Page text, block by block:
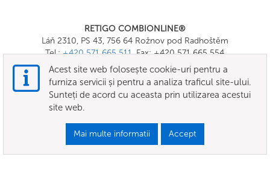
RETIGO COMBIONLINE®
Láň 2310, PS 43, 756 64 Rožnov pod Radhoštěm
Tel.:+420 571 665 511, Fax: +420 571 665 554
E-mail:
info@combionline.com
TERMENI SI CONDITII
Acest site web folosește cookie-uri pentru a
furniza servicii și pentru a analiza traficul site-ului.
Sunteți de acord cu aceasta prin utilizarea acestui
site web.
Mai multe informatii Accept